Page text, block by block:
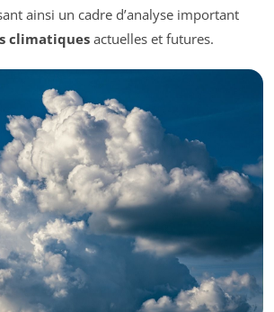
ainsi un cadre d’analyse important
climatiques actuelles et futures.